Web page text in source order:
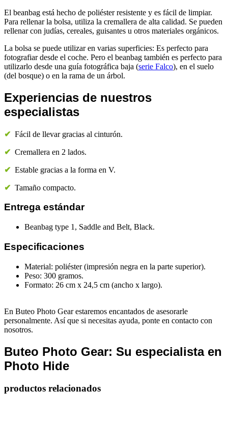
El beanbag está hecho de poliéster resistente y es fácil de limpiar.
Para rellenar la bolsa, utiliza la cremallera de alta calidad. Se pueden
rellenar con judías, cereales, guisantes u otros materiales orgánicos.
La bolsa se puede utilizar en varias superficies: Es perfecto para
fotografiar desde el coche. Pero el beanbag también es perfecto para
utilizarlo desde una guía fotográfica baja (serie Falco), en el suelo
(del bosque) o en la rama de un árbol.
Experiencias de nuestros
especialistas
✔ Fácil de llevar gracias al cinturón.
✔ Cremallera en 2 lados.
✔ Estable gracias a la forma en V.
✔ Tamaño compacto.
Entrega estándar
Beanbag type 1, Saddle and Belt, Black.
Especificaciones
Material: poliéster (impresión negra en la parte superior).
Peso: 300 gramos.
Formato: 26 cm x 24,5 cm (ancho x largo).
En Buteo Photo Gear estaremos encantados de asesorarle
personalmente. Así que si necesitas ayuda, ponte en contacto con
nosotros.
Buteo Photo Gear: Su especialista en
Photo Hide
productos relacionados